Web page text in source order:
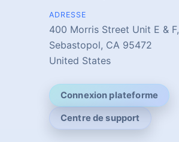
ADRESSE
400 Morris Street Unit E & F,
Sebastopol, CA 95472
United States
Connexion plateforme
Centre de support